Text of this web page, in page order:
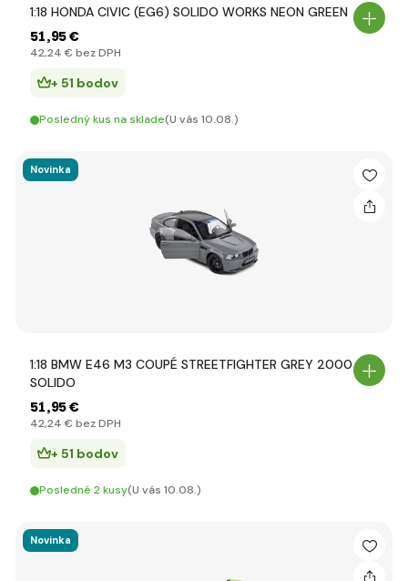
1:18 HONDA CIVIC (EG6) SOLIDO WORKS NEON GREEN
51,95 €
42,24 € bez DPH
+ 51 bodov
Posledný kus na sklade(U vás 10.08.)
Novinka
1:18 BMW E46 M3 COUPÉ STREETFIGHTER GREY 2000 -
SOLIDO
51,95 €
42,24 € bez DPH
+ 51 bodov
Posledné 2 kusy(U vás 10.08.)
Novinka